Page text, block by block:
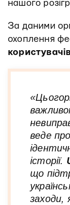
нашого
За даними
охоплення
веде
історії.
що
заходи,